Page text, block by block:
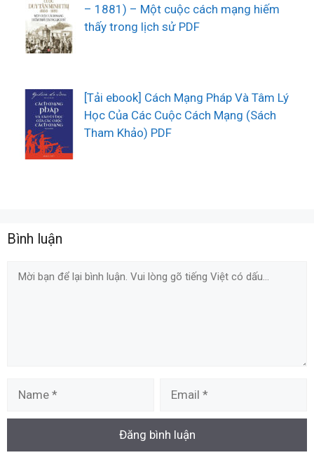
– 1881) – Một cuộc cách mạng hiếm
thấy trong lịch sử PDF
[Tải ebook] Cách Mạng Pháp Và Tâm Lý
Học Của Các Cuộc Cách Mạng (Sách
Tham Khảo) PDF
Bình luận
Comment